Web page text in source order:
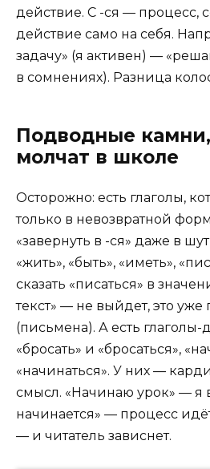
действие. С -ся — процесс,
действие само на себя.
задачу» (я активен) —
в сомнениях). Разница
Подводные
молчат в школе
Осторожно: есть глаголы,
только в невозвратной
«завернуть в -ся» даже в
«жить», «быть», «иметь»,
сказать «писаться» в
текст» — не выйдет, это уже
(письмена). А есть
«бросать» и «бросаться»,
«начинаться». У них —
смысл. «Начинаю урок» — я
начинается» — процесс
— и читатель зависнет.